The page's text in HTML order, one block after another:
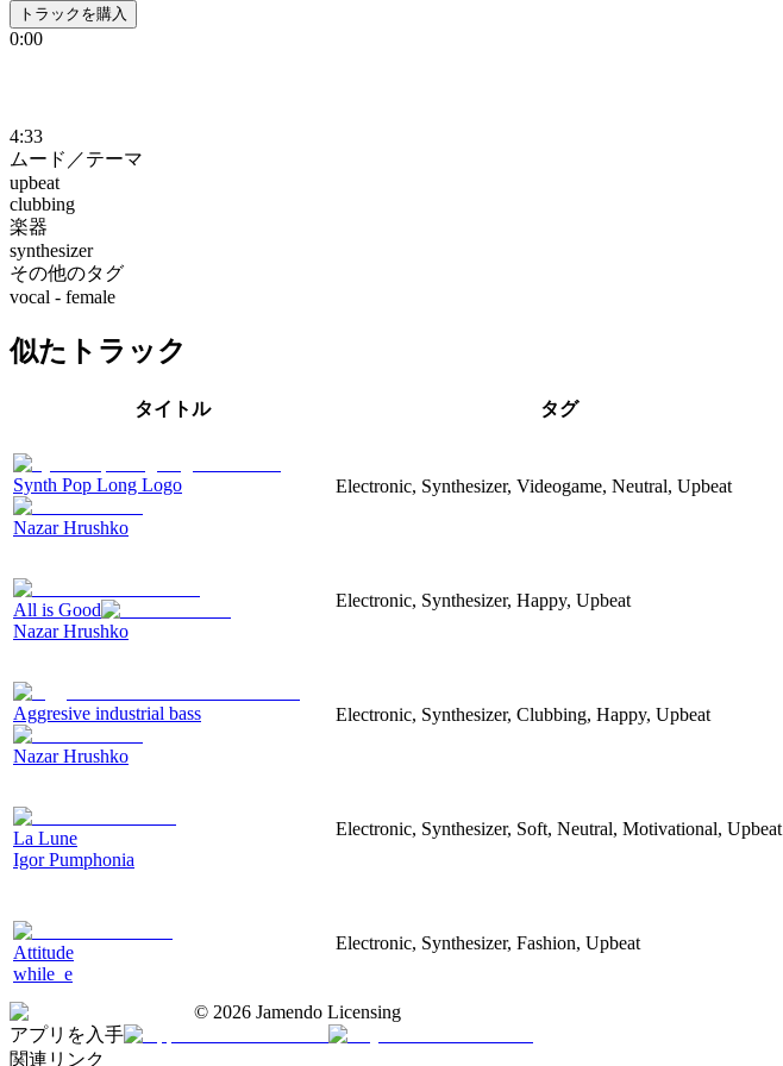
トラックを購入
0:00
4:33
ムード／テーマ
upbeat
clubbing
楽器
synthesizer
その他のタグ
vocal - female
似たトラック
タイトル タグ
Synth Pop Long Logo
Nazar Hrushko
Electronic, Synthesizer, Videogame, Neutral, Upbeat
All is Good
Nazar Hrushko
Electronic, Synthesizer, Happy, Upbeat
Aggresive industrial bass
Nazar Hrushko
Electronic, Synthesizer, Clubbing, Happy, Upbeat
La Lune
Igor Pumphonia
Electronic, Synthesizer, Soft, Neutral, Motivational, Upbeat
Attitude
while_e
Electronic, Synthesizer, Fashion, Upbeat
© 2026 Jamendo Licensing
アプリを入手
関連リンク